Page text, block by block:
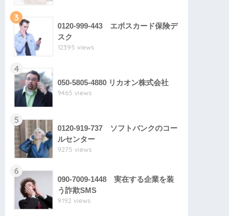
3
0120-999-443 エポスカード保険デ
スク
12395 views
4
050-5805-4880 リカオン株式会社
9465 views
5
0120-919-737 ソフトバンクのコー
ルセンター
9275 views
6
090-7009-1448 実在する企業を装
う詐欺SMS
9192 views